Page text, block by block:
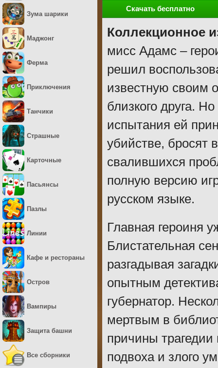
Скачать бесплатно
Коллекционное
мисс Адамс –
решил
известную своим
близкого друга.
испытания ей
убийстве, бросят
свалившихся
полную версию
русском языке.
Главная героиня
Блистательная
разгадывая
опытным
губернатор.
мертвым в
причины трагедии
подвоха и злого
Зума шарики
Маджонг
Ферма
Приключения
Танчики
Страшные
Карточные
Пасьянсы
Пазлы
Линии
Кафе и рестораны
Остров
Вампиры
Защита башни
Все сборники